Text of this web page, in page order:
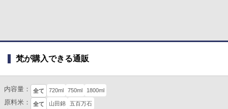
梵が購入できる通販
内容量： 全て 720ml 750ml 1800ml
原料米： 全て 山田錦 五百万石